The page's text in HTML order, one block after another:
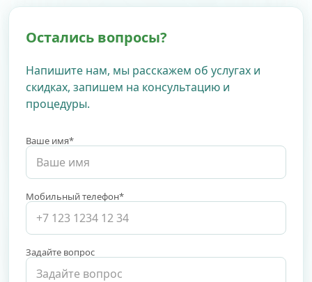
Остались вопросы?
Напишите нам, мы расскажем об услугах и
скидках, запишем на консультацию и
процедуры.
Ваше имя*
Мобильный телефон*
Задайте вопрос